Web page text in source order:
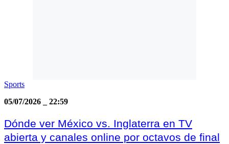
Sports
05/07/2026
22:59
Dónde ver México vs. Inglaterra en TV
abierta y canales online por octavos de final